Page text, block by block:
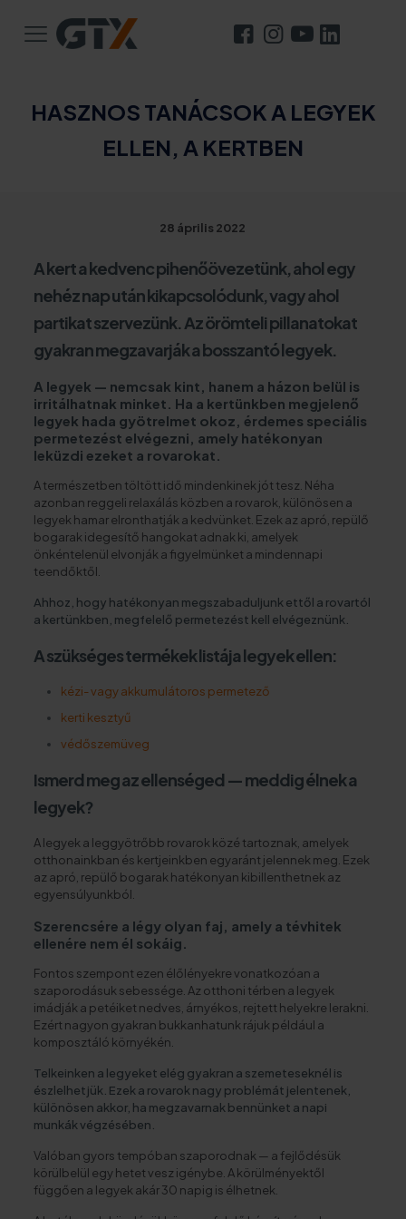
HASZNOS TANÁCSOK A LEGYEK
ELLEN, A KERTBEN
28 április 2022
A kert a kedvenc pihenőövezetünk, ahol egy
nehéz nap után kikapcsolódunk, vagy ahol
partikat szervezünk. Az örömteli pillanatokat
gyakran megzavarják a bosszantó legyek.
A legyek — nemcsak kint, hanem a házon belül is
irritálhatnak minket. Ha a kertünkben megjelenő
legyek hada gyötrelmet okoz, érdemes speciális
permetezést elvégezni, amely hatékonyan
leküzdi ezeket a rovarokat.
A természetben töltött idő mindenkinek jót tesz. Néha
azonban reggeli relaxálás közben a rovarok, különösen a
legyek hamar elronthatják a kedvünket. Ezek az apró, repülő
bogarak idegesítő hangokat adnak ki, amelyek
önkéntelenül elvonják a figyelmünket a mindennapi
teendőktől.
Ahhoz, hogy hatékonyan megszabaduljunk ettől a rovartól
a kertünkben, megfelelő permetezést kell elvégeznünk.
A szükséges termékek listája legyek ellen:
kézi- vagy akkumulátoros permetező
kerti kesztyű
védőszemüveg
Ismerd meg az ellenséged — meddig élnek a
legyek?
A legyek a leggyötrőbb rovarok közé tartoznak, amelyek
otthonainkban és kertjeinkben egyaránt jelennek meg. Ezek
az apró, repülő bogarak hatékonyan kibillenthetnek az
egyensúlyunkból.
Szerencsére a légy olyan faj, amely a tévhitek
ellenére nem él sokáig.
Fontos szempont ezen élőlényekre vonatkozóan a
szaporodásuk sebessége. Az otthoni térben a legyek
imádják a petéiket nedves, árnyékos, rejtett helyekre lerakni.
Ezért nagyon gyakran bukkanhatunk rájuk például a
komposztáló környékén.
Telkeinken a legyeket elég gyakran a szemeteseknél is
észlelhetjük. Ezek a rovarok nagy problémát jelentenek,
különösen akkor, ha megzavarnak bennünket a napi
munkák végzésében.
Valóban gyors tempóban szaporodnak — a fejlődésük
körülbelül egy hetet vesz igénybe. A körülményektől
függően a legyek akár 30 napig is élhetnek.